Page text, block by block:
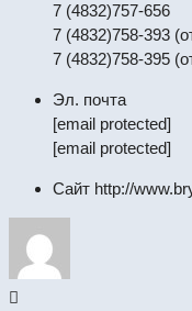
7 (4832)757-656
7 (4832)758-393
7 (4832)758-395
Эл. почта
[email protected]
[email protected]
Сайт http://